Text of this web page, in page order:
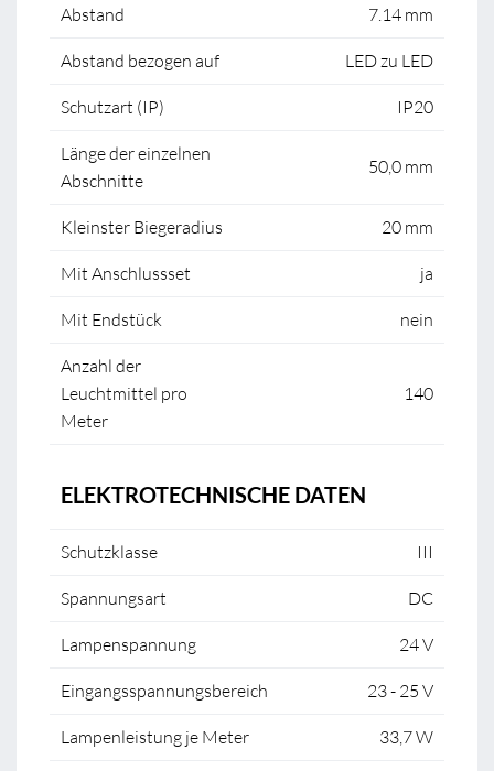
Abstand 7.14 mm
Abstand bezogen auf LED zu LED
Schutzart (IP) IP20
Länge der einzelnen
Abschnitte
50,0 mm
Kleinster Biegeradius 20 mm
Mit Anschlussset ja
Mit Endstück nein
Anzahl der
Leuchtmittel pro
Meter
140
ELEKTROTECHNISCHE DATEN
Schutzklasse III
Spannungsart DC
Lampenspannung 24 V
Eingangsspannungsbereich 23 - 25 V
Lampenleistung je Meter 33,7 W